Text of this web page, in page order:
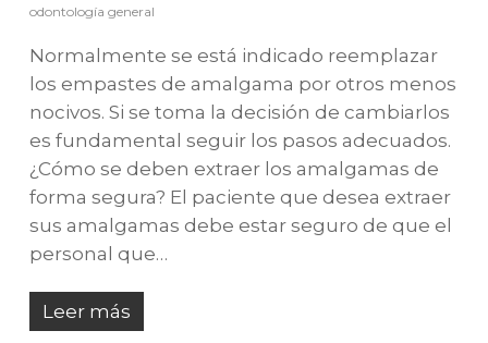
odontología general
Normalmente se está indicado reemplazar
los empastes de amalgama por otros menos
nocivos. Si se toma la decisión de cambiarlos
es fundamental seguir los pasos adecuados.
¿Cómo se deben extraer los amalgamas de
forma segura? El paciente que desea extraer
sus amalgamas debe estar seguro de que el
personal que…
Leer más